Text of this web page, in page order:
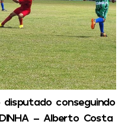
conseguindo
– Alberto Costa